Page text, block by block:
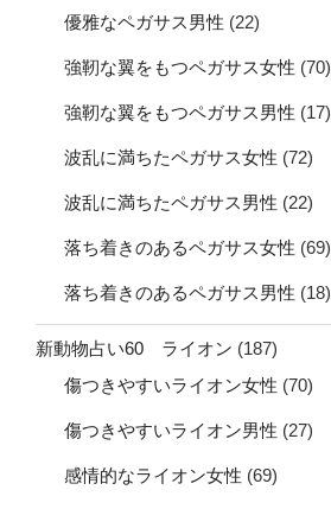
優雅なペガサス男性 (22)
強靭な翼をもつペガサス女性 (70)
強靭な翼をもつペガサス男性 (17)
波乱に満ちたペガサス女性 (72)
波乱に満ちたペガサス男性 (22)
落ち着きのあるペガサス女性 (69)
落ち着きのあるペガサス男性 (18)
新動物占い60 ライオン (187)
傷つきやすいライオン女性 (70)
傷つきやすいライオン男性 (27)
感情的なライオン女性 (69)